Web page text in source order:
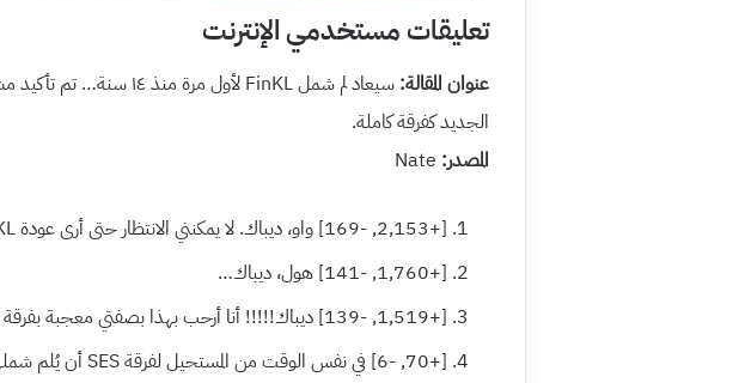
تعليقات مستخدمي الإنترنت
عنوان المقالة:
الجديد كفرقة كاملة.
المصدر: Nate
[+2,153, -169] واو، ديباك. لا يمكنني الانتظار حتى أرى عودة FinKL مجددا كفرقة!!!
[+1,760, -141] هول، ديباك…
[+1,519, -139] ديباك!!!!! أنا أرحب بهذا بصفتي معجبة بفرقة FinKL منذ وقت طويل ^^
[+70, -6] في نفس الوقت من المستحيل لفرقة SES أن يُلم شملهن بسبب شخص معين